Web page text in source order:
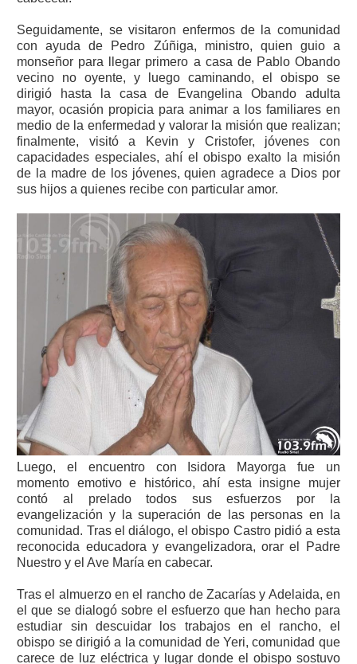
Seguidamente, se visitaron enfermos de la comunidad
con ayuda de Pedro Zúñiga, ministro, quien guio a
monseñor para llegar primero a casa de Pablo Obando
vecino no oyente, y luego caminando, el obispo se
dirigió hasta la casa de Evangelina Obando adulta
mayor, ocasión propicia para animar a los familiares en
medio de la enfermedad y valorar la misión que realizan;
finalmente, visitó a Kevin y Cristofer, jóvenes con
capacidades especiales, ahí el obispo exalto la misión
de la madre de los jóvenes, quien agradece a Dios por
sus hijos a quienes recibe con particular amor.
Luego, el encuentro con Isidora Mayorga fue un
momento emotivo e histórico, ahí esta insigne mujer
contó al prelado todos sus esfuerzos por la
evangelización y la superación de las personas en la
comunidad. Tras el diálogo, el obispo Castro pidió a esta
reconocida educadora y evangelizadora, orar el Padre
Nuestro y el Ave María en cabecar.
Tras el almuerzo en el rancho de Zacarías y Adelaida, en
el que se dialogó sobre el esfuerzo que han hecho para
estudiar sin descuidar los trabajos en el rancho, el
obispo se dirigió a la comunidad de Yeri, comunidad que
carece de luz eléctrica y lugar donde el obispo sostuvo